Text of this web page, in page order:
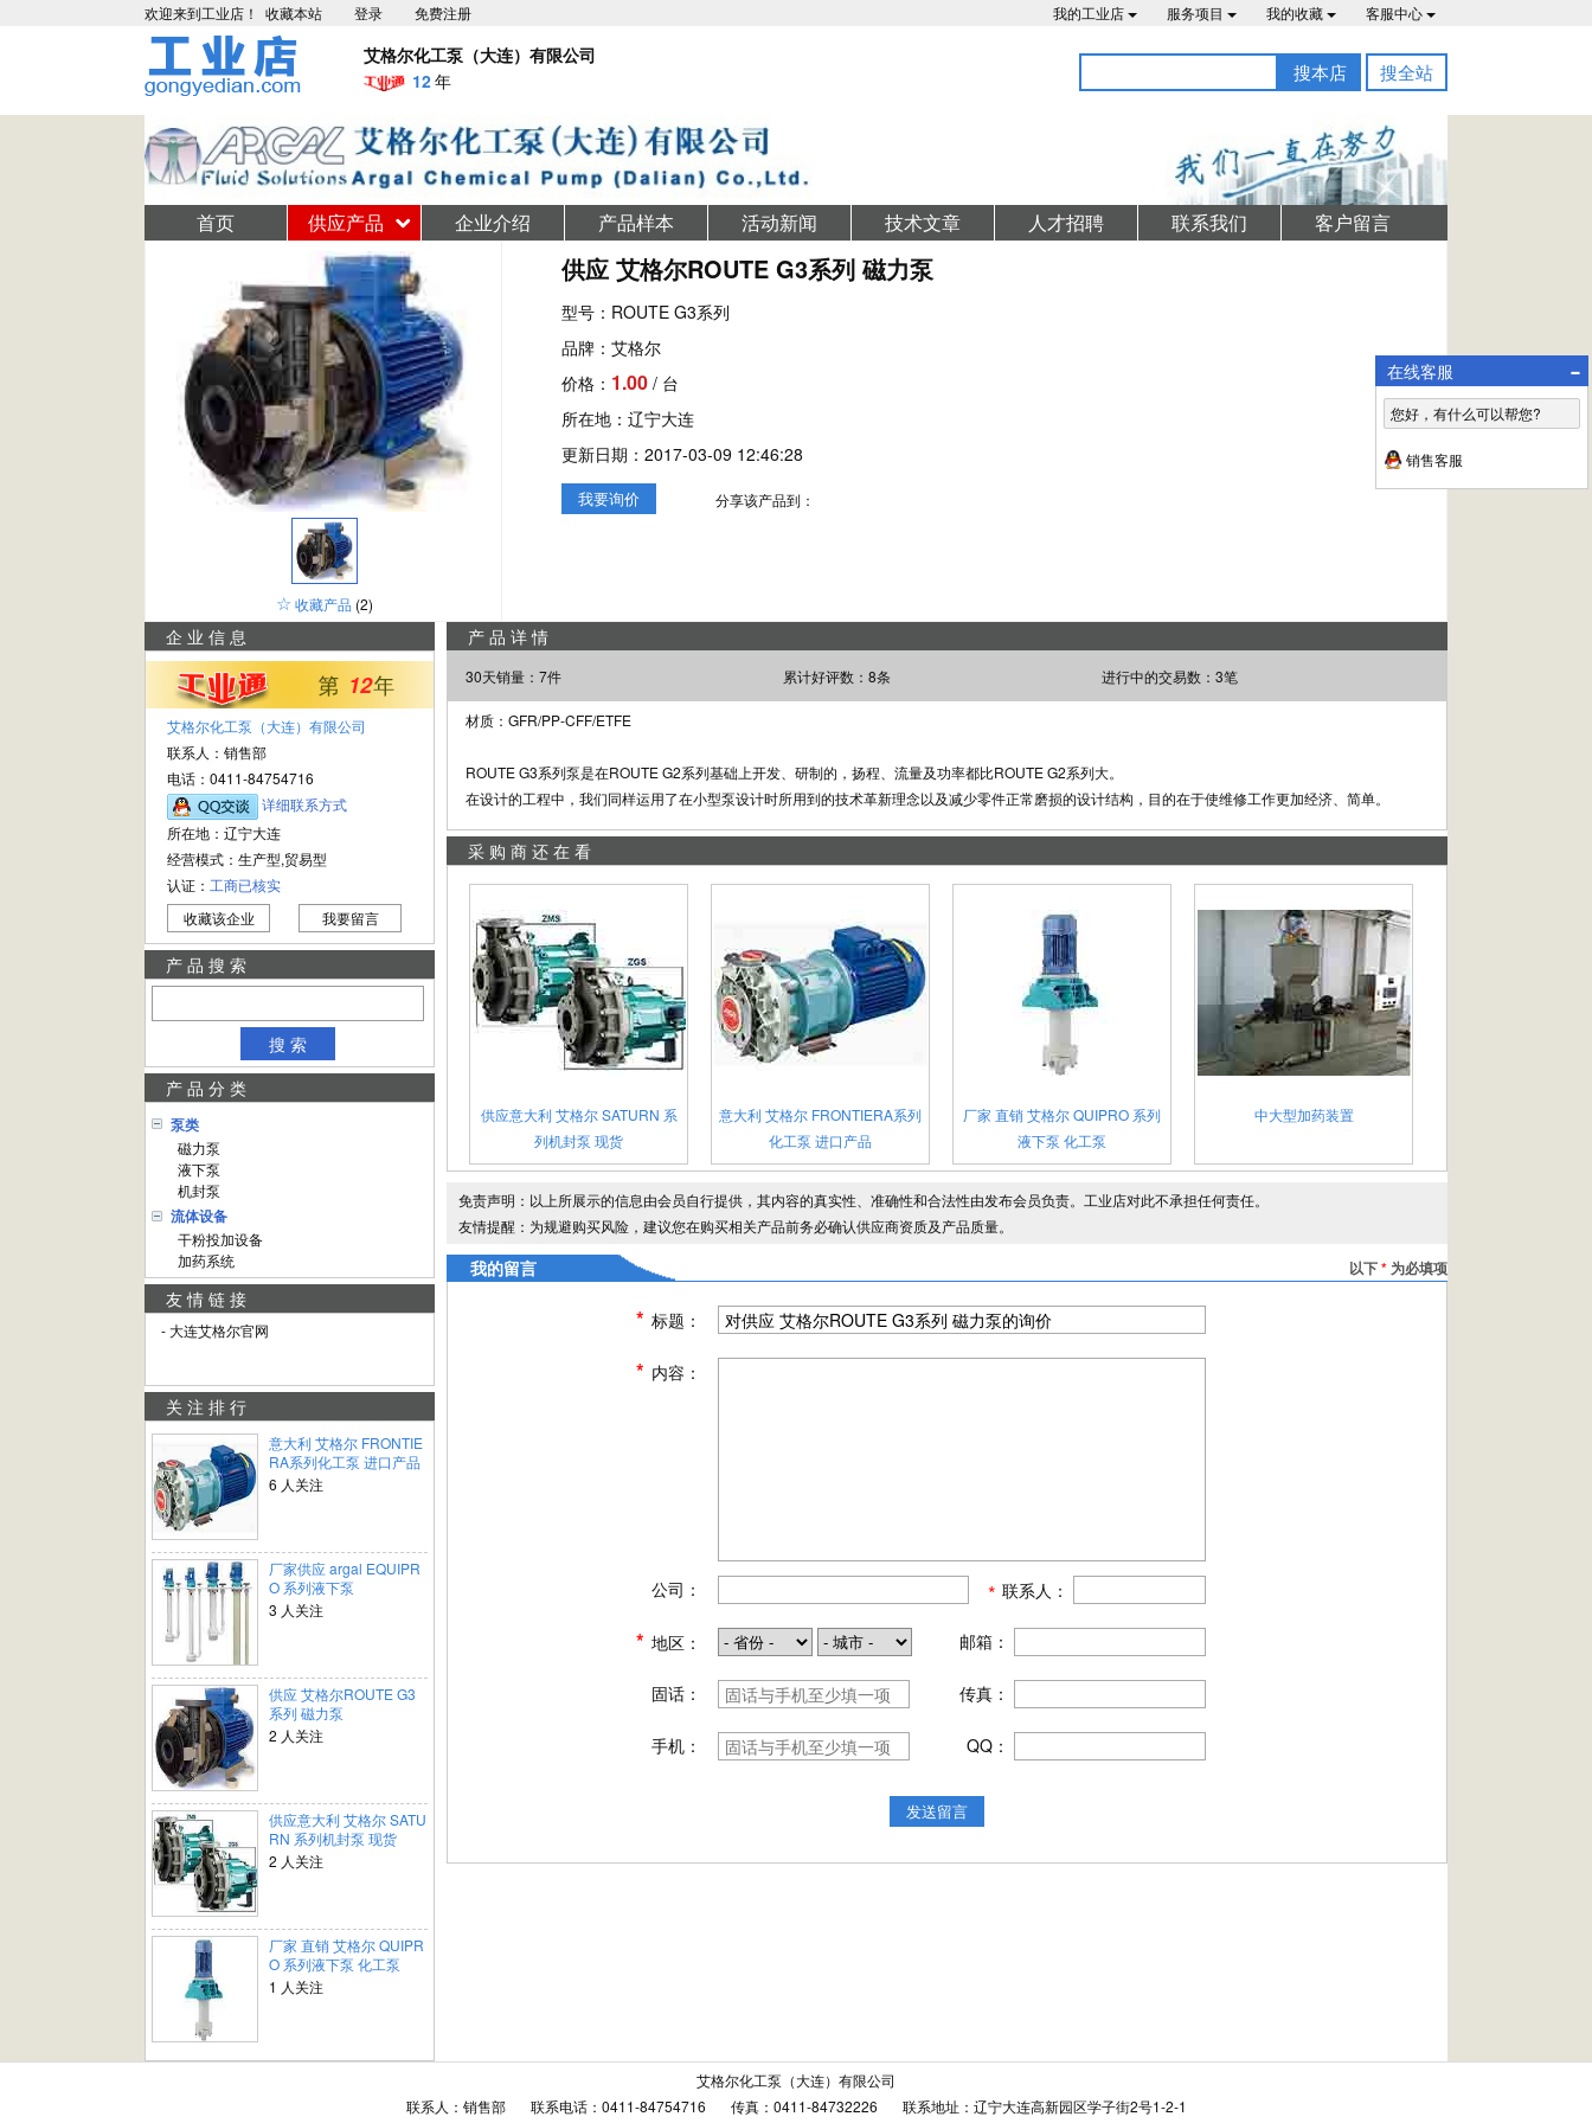
欢迎来到工业店！ 收藏本站 登录 免费注册 我的工业店 服务项目 我的收藏 客服中心
艾格尔化工泵（大连）有限公司
12年 搜本店 搜全站
首页 供应产品 企业介绍 产品样本 活动新闻 技术文章 人才招聘 联系我们 客户留言
☆ 收藏产品 (2)
供应 艾格尔ROUTE G3系列 磁力泵
型号：ROUTE G3系列
品牌：艾格尔
价格： 1.00 / 台
所在地：辽宁大连
更新日期：2017-03-09 12:46:28
我要询价 分享该产品到：
企业信息
12
艾格尔化工泵（大连）有限公司
联系人：销售部
电话：0411-84754716
详细联系方式
所在地：辽宁大连
经营模式：生产型,贸易型
认证： 工商已核实
收藏该企业
我要留言
产品搜索
搜 索
产品分类
泵类
磁力泵
液下泵
机封泵
流体设备
干粉投加设备
加药系统
友情链接
- 大连艾格尔官网
关注排行
意大利 艾格尔 FRONTIE
RA系列化工泵 进口产品
6 人关注
厂家供应 argal EQUIPR
O 系列液下泵
3 人关注
供应 艾格尔ROUTE G3
系列 磁力泵
2 人关注
供应意大利 艾格尔 SATU
RN 系列机封泵 现货
2 人关注
厂家 直销 艾格尔 QUIPR
O 系列液下泵 化工泵
1 人关注
产品详情
30天销量：7件 累计好评数：8条 进行中的交易数：3笔
材质：GFR/PP-CFF/ETFE
ROUTE G3系列泵是在ROUTE G2系列基础上开发、研制的，扬程、流量及功率都比ROUTE G2系列大。
在设计的工程中，我们同样运用了在小型泵设计时所用到的技术革新理念以及减少零件正常磨损的设计结构，目的在于使维修工作更加经济、简单。
采购商还在看
供应意大利 艾格尔 SATURN 系
列机封泵 现货
意大利 艾格尔 FRONTIERA系列
化工泵 进口产品
厂家 直销 艾格尔 QUIPRO 系列
液下泵 化工泵
中大型加药装置
免责声明：以上所展示的信息由会员自行提供，其内容的真实性、准确性和合法性由发布会员负责。工业店对此不承担任何责任。
友情提醒：为规避购买风险，建议您在购买相关产品前务必确认供应商资质及产品质量。
我的留言 以下* 为必填项
* 标题：
* 内容：
公司： * 联系人：
* 地区： 邮箱：
固话： 传真：
手机： QQ：
发送留言
艾格尔化工泵（大连）有限公司
联系人：销售部 联系电话：0411-84754716 传真：0411-84732226 联系地址：辽宁大连高新园区学子街2号1-2-1
在线客服 -
您好，有什么可以帮您?
销售客服